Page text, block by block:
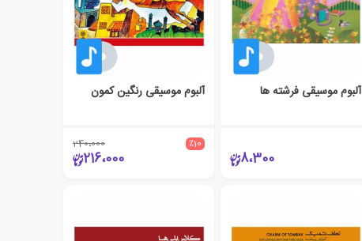
آلبوم موسیقی فرشته ها
8،300
آلبوم موسیقی رنگین کمون
٪10 240،000
216،000